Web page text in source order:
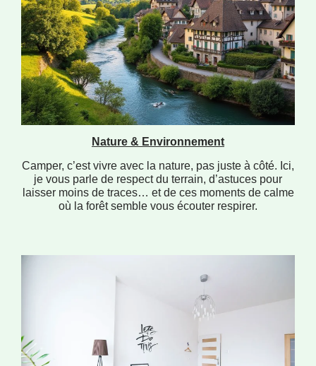
Nature & Environnement
Camper, c’est vivre avec la nature, pas juste à côté. Ici,
je vous parle de respect du terrain, d’astuces pour
laisser moins de traces… et de ces moments de calme
où la forêt semble vous écouter respirer.